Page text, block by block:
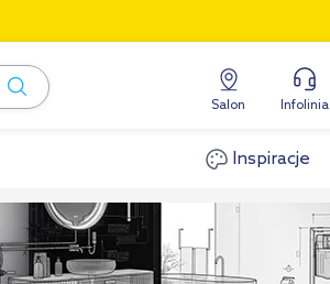
Salon Infolinia
Inspiracje